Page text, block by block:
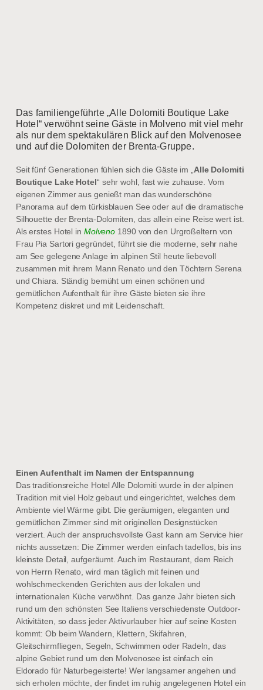
Das familiengeführte „Alle Dolomiti Boutique Lake
Hotel“ verwöhnt seine Gäste in Molveno mit viel mehr
als nur dem spektakulären Blick auf den Molvenosee
und auf die Dolomiten der Brenta-Gruppe.
Seit fünf Generationen fühlen sich die Gäste im „ Alle Dolomiti
Boutique Lake Hotel“ sehr wohl, fast wie zuhause. Vom
eigenen Zimmer aus genießt man das wunderschöne
Panorama auf dem türkisblauen See oder auf die dramatische
Silhouette der Brenta-Dolomiten, das allein eine Reise wert ist.
Als erstes Hotel in Molveno 1890 von den Urgroßeltern von
Frau Pia Sartori gegründet, führt sie die moderne, sehr nahe
am See gelegene Anlage im alpinen Stil heute liebevoll
zusammen mit ihrem Mann Renato und den Töchtern Serena
und Chiara. Ständig bemüht um einen schönen und
gemütlichen Aufenthalt für ihre Gäste bieten sie ihre
Kompetenz diskret und mit Leidenschaft.
Einen Aufenthalt im Namen der Entspannung
Das traditionsreiche Hotel Alle Dolomiti wurde in der alpinen
Tradition mit viel Holz gebaut und eingerichtet, welches dem
Ambiente viel Wärme gibt. Die geräumigen, eleganten und
gemütlichen Zimmer sind mit originellen Designstücken
verziert. Auch der anspruchsvollste Gast kann am Service hier
nichts aussetzen: Die Zimmer werden einfach tadellos, bis ins
kleinste Detail, aufgeräumt. Auch im Restaurant, dem Reich
von Herrn Renato, wird man täglich mit feinen und
wohlschmeckenden Gerichten aus der lokalen und
internationalen Küche verwöhnt. Das ganze Jahr bieten sich
rund um den schönsten See Italiens verschiedenste Outdoor-
Aktivitäten, so dass jeder Aktivurlauber hier auf seine Kosten
kommt: Ob beim Wandern, Klettern, Skifahren,
Gleitschirmfliegen, Segeln, Schwimmen oder Radeln, das
alpine Gebiet rund um den Molvenosee ist einfach ein
Eldorado für Naturbegeisterte! Wer langsamer angehen und
sich erholen möchte, der findet im ruhig angelegenen Hotel ein